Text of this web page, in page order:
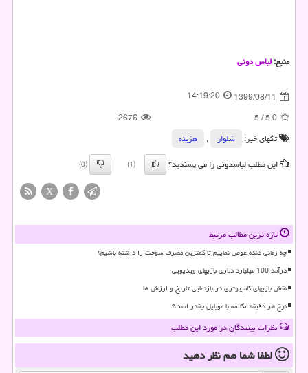
منبع:لباس دونی
1399/08/11
14:19:20
5.0
/
5
2676
تگهای خبر:
شلوار ,
هزینه
این مطلب لباسدونی را می پسندید؟
(1)
(0)
X
تازه ترین مطالب مرتبط
چه زمانی دنده عوض نماییم تا کمترین مصرف سوخت را داشته باشیم؟
درآمد 100 میلیارد دلاری بازیهای ویدیویی
نقش بازیهای کامپیوتری در بازنمایی تاریخ و ارزش ها
نرخ هر دقیقه مکالمه با موبایل چقدر است؟
نظرات بینندگان در مورد این مطلب
لطفا شما همنظر دهید